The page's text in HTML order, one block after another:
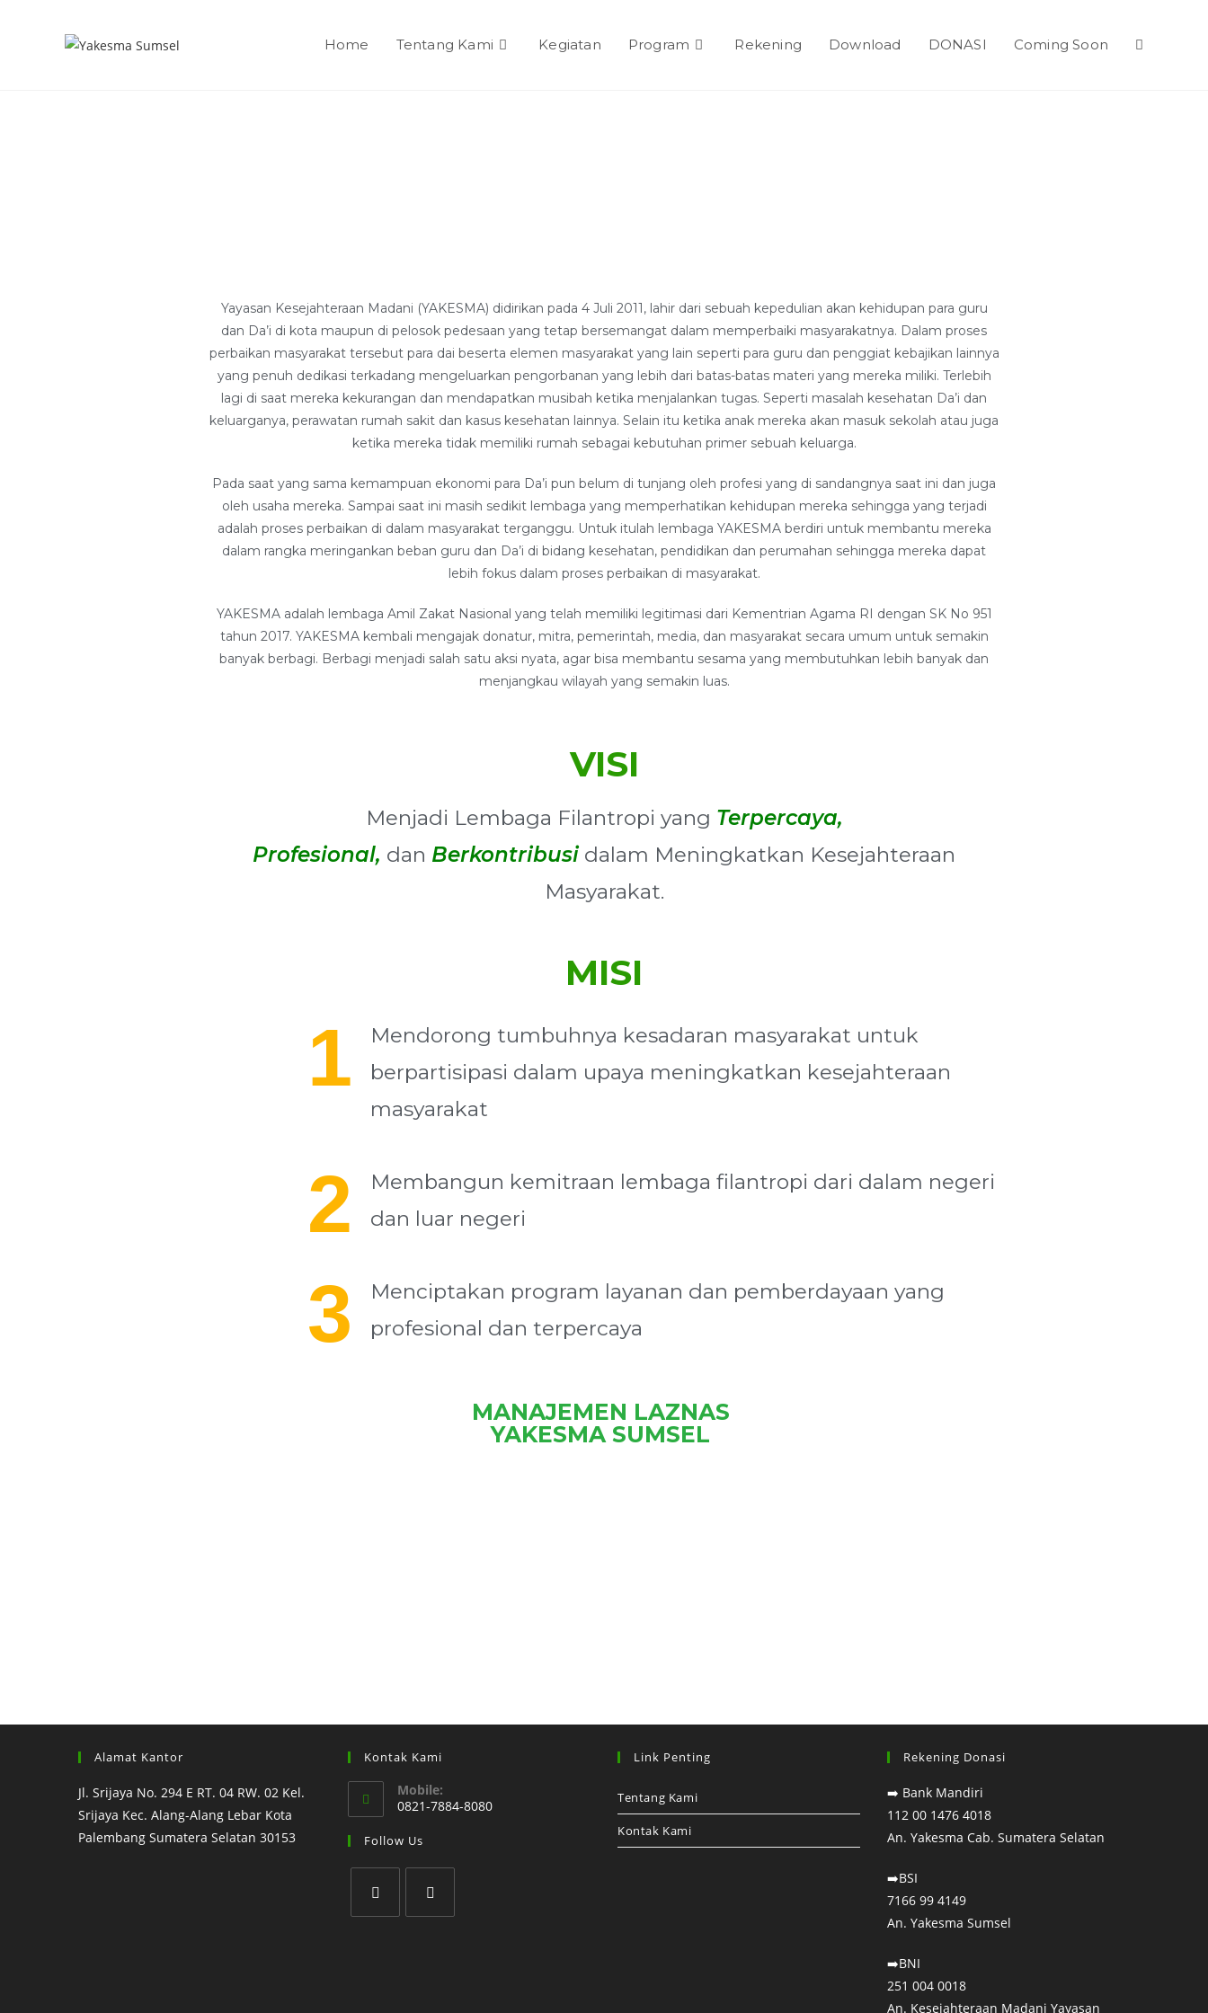
Home Tentang Kami Kegiatan Program Rekening Download DONASI Coming Soon
Yayasan Kesejahteraan Madani (YAKESMA) didirikan pada 4 Juli 2011, lahir dari sebuah kepedulian akan kehidupan para guru
dan Da’i di kota maupun di pelosok pedesaan yang tetap bersemangat dalam memperbaiki masyarakatnya. Dalam proses
perbaikan masyarakat tersebut para dai beserta elemen masyarakat yang lain seperti para guru dan penggiat kebajikan lainnya
yang penuh dedikasi terkadang mengeluarkan pengorbanan yang lebih dari batas-batas materi yang mereka miliki. Terlebih
lagi di saat mereka kekurangan dan mendapatkan musibah ketika menjalankan tugas. Seperti masalah kesehatan Da’i dan
keluarganya, perawatan rumah sakit dan kasus kesehatan lainnya. Selain itu ketika anak mereka akan masuk sekolah atau juga
ketika mereka tidak memiliki rumah sebagai kebutuhan primer sebuah keluarga.
Pada saat yang sama kemampuan ekonomi para Da’i pun belum di tunjang oleh profesi yang di sandangnya saat ini dan juga
oleh usaha mereka. Sampai saat ini masih sedikit lembaga yang memperhatikan kehidupan mereka sehingga yang terjadi
adalah proses perbaikan di dalam masyarakat terganggu. Untuk itulah lembaga YAKESMA berdiri untuk membantu mereka
dalam rangka meringankan beban guru dan Da’i di bidang kesehatan, pendidikan dan perumahan sehingga mereka dapat
lebih fokus dalam proses perbaikan di masyarakat.
YAKESMA adalah lembaga Amil Zakat Nasional yang telah memiliki legitimasi dari Kementrian Agama RI dengan SK No 951
tahun 2017. YAKESMA kembali mengajak donatur, mitra, pemerintah, media, dan masyarakat secara umum untuk semakin
banyak berbagi. Berbagi menjadi salah satu aksi nyata, agar bisa membantu sesama yang membutuhkan lebih banyak dan
menjangkau wilayah yang semakin luas.
VISI
Menjadi Lembaga Filantropi yang Terpercaya,
Profesional, dan Berkontribusidalam Meningkatkan Kesejahteraan
Masyarakat.
MISI
1
Mendorong tumbuhnya kesadaran masyarakat untuk
berpartisipasi dalam upaya meningkatkan kesejahteraan
masyarakat
2
Membangun kemitraan lembaga filantropi dari dalam negeri
dan luar negeri
3
Menciptakan program layanan dan pemberdayaan yang
profesional dan terpercaya
MANAJEMEN LAZNAS
YAKESMA SUMSEL
Alamat Kantor
Jl. Srijaya No. 294 E RT. 04 RW. 02 Kel.
Srijaya Kec. Alang-Alang Lebar Kota
Palembang Sumatera Selatan 30153
Kontak Kami
Mobile:
0821-7884-8080
Follow Us
Link Penting
Tentang Kami
Kontak Kami
Rekening Donasi
➡️ Bank Mandiri⁣
112 00 1476 4018⁣
An. Yakesma Cab. Sumatera Selatan⁣
➡️BSI
7166 99 4149
An. Yakesma Sumsel
➡️BNI
251 004 0018
An. Kesejahteraan Madani Yayasan⁣